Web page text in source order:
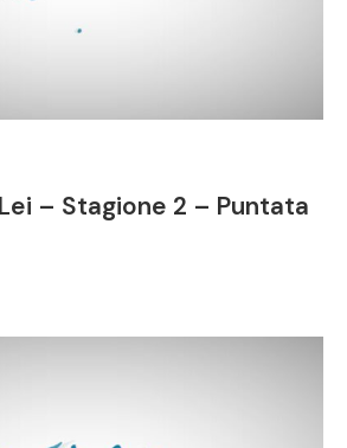
– Stagione 2 – Puntata